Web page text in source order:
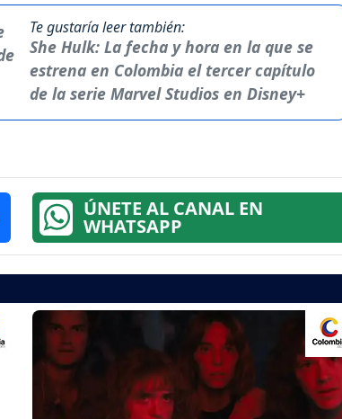
Te gustaría leer también:
She Hulk: La fecha y hora en la que se
estrena en Colombia el tercer capítulo
de la serie Marvel Studios en Disney+
ÚNETE AL CANAL EN
WHATSAPP